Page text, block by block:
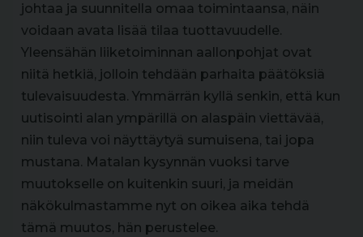
johtaa ja suunnitella omaa toimintaansa, näin
voidaan avata lisää tilaa tuottavuudelle.
Yleensähän liiketoiminnan aallonpohjat ovat
niitä hetkiä, jolloin tehdään parhaita päätöksiä
tulevaisuudesta. Ymmärrän kyllä senkin, että kun
uutisointi alan ympärillä on alaspäin viettävää,
niin tuleva voi näyttäytyä sumuisena, tai jopa
mustana. Matalan kysynnän vuoksi tarve
muutokselle on kuitenkin suuri, ja meidän
näkökulmastamme nyt on oikea aika tehdä
tämä muutos, hän perustelee.